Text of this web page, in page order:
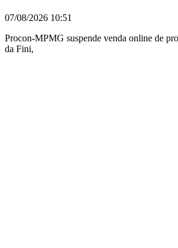
07/08/2026 10:51
Procon-MPMG suspende venda online de
da Fini,